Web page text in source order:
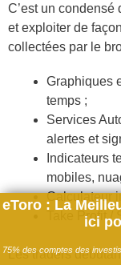
C’est un
et exploiter de
collectées par le
Graphiques
temps ;
Services
alertes et
Indicateurs
mobiles,
Calculateur
Take Profit /
Les traders
eToro : La
ici
75% des comptes des